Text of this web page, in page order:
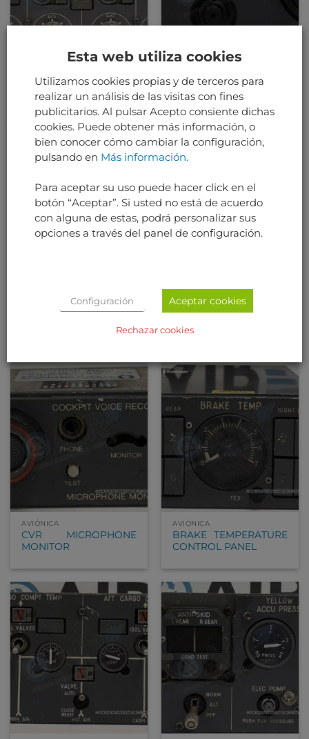
CABIN TEMPERATURE
CONTROL PANEL
EVAC. SIGNAL
CONTROL PANEL
PROBE HEAT
CONTROL UNIT
AVIÓNICA
TRANSFORMER /
RECTIFIER MODEL
F0296
AVIÓNICA
CVR MICROPHONE
MONITOR
AVIÓNICA
BRAKE TEMPERATURE
CONTROL PANEL
Esta web utiliza cookies
Utilizamos cookies propias y de terceros para
realizar un análisis de las visitas con fines
publicitarios. Al pulsar Acepto consiente dichas
cookies. Puede obtener más información, o
bien conocer cómo cambiar la configuración,
pulsando en Más información.
Para aceptar su uso puede hacer click en el
botón “Aceptar”. Si usted no está de acuerdo
con alguna de estas, podrá personalizar sus
opciones a través del panel de configuración.
Configuración Aceptar cookies
Rechazar cookies